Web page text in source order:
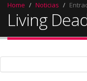
Home Noticias
Living